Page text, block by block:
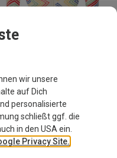
wir unsere
auf Dich
personalisierte
schließt ggf. die
in den USA ein.
Privacy Site.